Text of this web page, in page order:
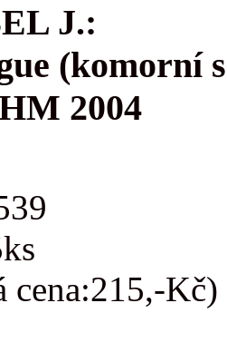
J.:
(komorní
2004
cena:215,-Kč)